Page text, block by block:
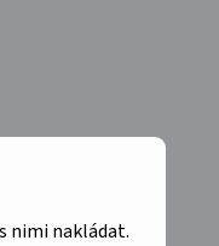
nimi nakládat.